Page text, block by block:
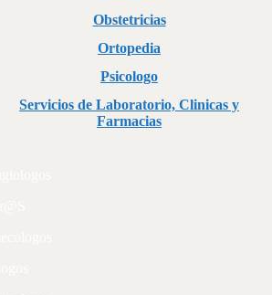
Obstetricias
Ortopedia
Psicologo
Servicios de Laboratorio, Clinicas y
Farmacias